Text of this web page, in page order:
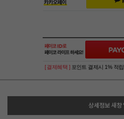
[ 결제혜택 ] 포인트 결제시 1% 적립!
상세정보 새창